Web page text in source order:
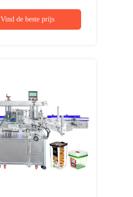
Vind de beste prijs